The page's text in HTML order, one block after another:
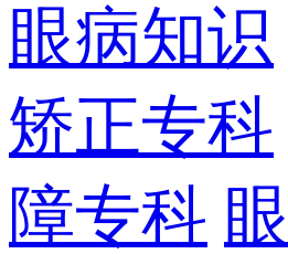
眼病知识
矫正专科
障专科